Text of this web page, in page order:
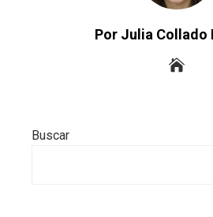
Por Julia Collado
Buscar